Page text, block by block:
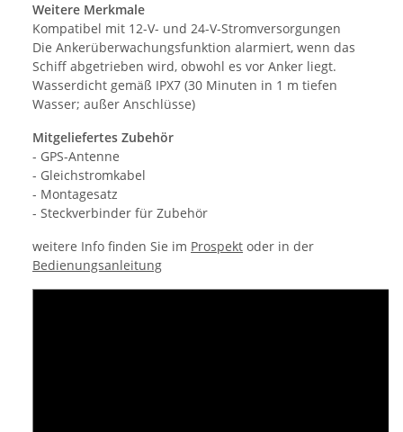
Weitere Merkmale
Kompatibel mit 12-V- und 24-V-Stromversorgungen
Die Ankerüberwachungsfunktion alarmiert, wenn das
Schiff abgetrieben wird, obwohl es vor Anker liegt.
Wasserdicht gemäß IPX7 (30 Minuten in 1 m tiefen
Wasser; außer Anschlüsse)
Mitgeliefertes Zubehör
- GPS-Antenne
- Gleichstromkabel
- Montagesatz
- Steckverbinder für Zubehör
weitere Info finden Sie im Prospekt oder in der
Bedienungsanleitung